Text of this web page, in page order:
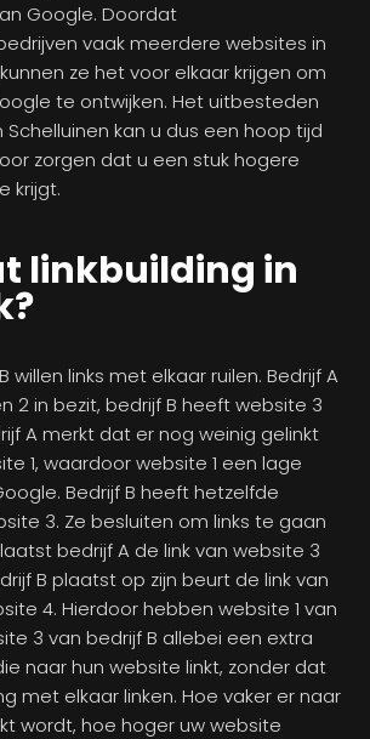
Google. Doordat
vaak meerdere websites in
ze het voor elkaar krijgen om
te ontwijken. Het uitbesteden
Schelluinen kan u dus een hoop tijd
zorgen dat u een stuk hogere
krijgt.
linkbuilding in
willen links met elkaar ruilen. Bedrijf A
2 in bezit, bedrijf B heeft website 3
A merkt dat er nog weinig gelinkt
1, waardoor website 1 een lage
Bedrijf B heeft hetzelfde
3. Ze besluiten om links te gaan
bedrijf A de link van website 3
B plaatst op zijn beurt de link van
4. Hierdoor hebben website 1 van
3 van bedrijf B allebei een extra
naar hun website linkt, zonder dat
met elkaar linken. Hoe vaker er naar
wordt, hoe hoger uw website